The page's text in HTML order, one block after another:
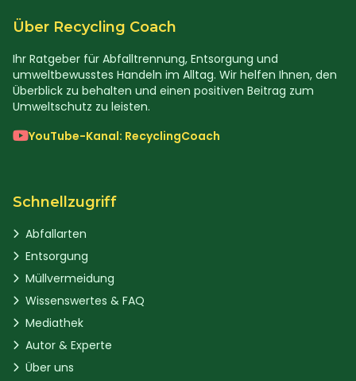
Über Recycling Coach
Ihr Ratgeber für Abfalltrennung, Entsorgung und
umweltbewusstes Handeln im Alltag. Wir helfen Ihnen, den
Überblick zu behalten und einen positiven Beitrag zum
Umweltschutz zu leisten.
YouTube-Kanal: RecyclingCoach
Schnellzugriff
Abfallarten
Entsorgung
Müllvermeidung
Wissenswertes & FAQ
Mediathek
Autor & Experte
Über uns